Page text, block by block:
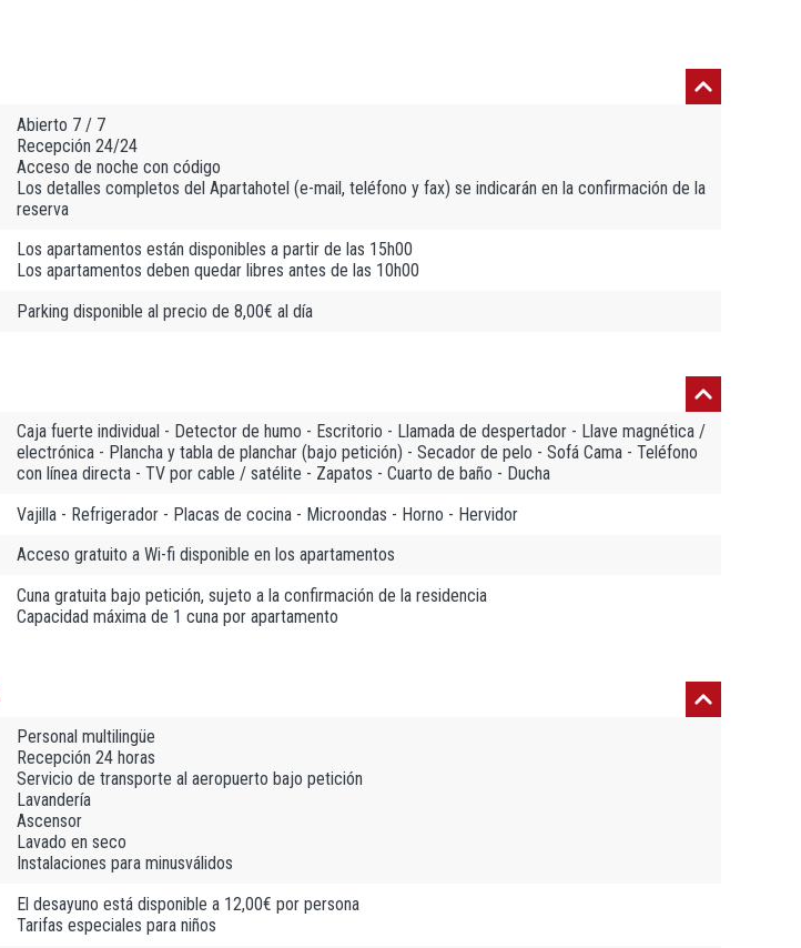
Abierto 7 / 7
Recepción 24/24
Acceso de noche con código
Los detalles completos del Apartahotel (e-mail, teléfono y fax) se indicarán en la confirmación de la
reserva
Los apartamentos están disponibles a partir de las 15h00
Los apartamentos deben quedar libres antes de las 10h00
Parking disponible al precio de 8,00€ al día
Caja fuerte individual - Detector de humo - Escritorio - Llamada de despertador - Llave magnética /
electrónica - Plancha y tabla de planchar (bajo petición) - Secador de pelo - Sofá Cama - Teléfono
con línea directa - TV por cable / satélite - Zapatos - Cuarto de baño - Ducha
Vajilla - Refrigerador - Placas de cocina - Microondas - Horno - Hervidor
Acceso gratuito a Wi-fi disponible en los apartamentos
Cuna gratuita bajo petición, sujeto a la confirmación de la residencia
Capacidad máxima de 1 cuna por apartamento
Personal multilingüe
Recepción 24 horas
Servicio de transporte al aeropuerto bajo petición
Lavandería
Ascensor
Lavado en seco
Instalaciones para minusválidos
El desayuno está disponible a 12,00€ por persona
Tarifas especiales para niños